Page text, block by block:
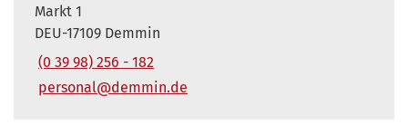
Markt 1
DEU-17109 Demmin
(0 39 98) 256 - 182
personal@demmin.de